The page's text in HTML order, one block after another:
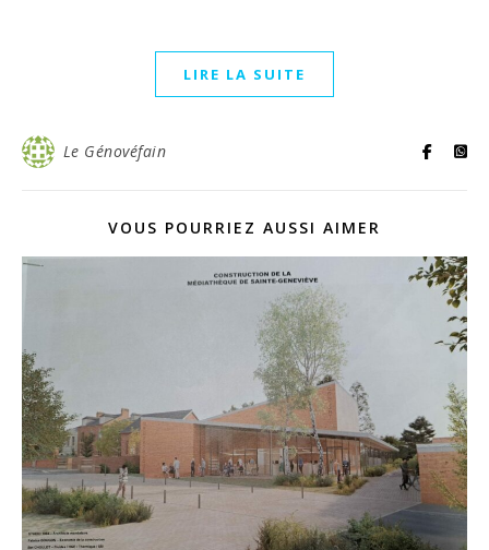
LIRE LA SUITE
Le Génovéfain
VOUS POURRIEZ AUSSI AIMER